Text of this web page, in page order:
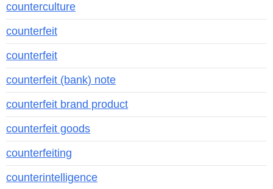
counterculture
counterfeit
counterfeit
counterfeit (bank) note
counterfeit brand product
counterfeit goods
counterfeiting
counterintelligence